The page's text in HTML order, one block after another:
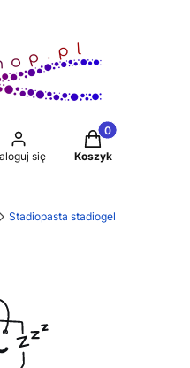
się
Produkty w
Koszyk
Stadiopasta stadiogel